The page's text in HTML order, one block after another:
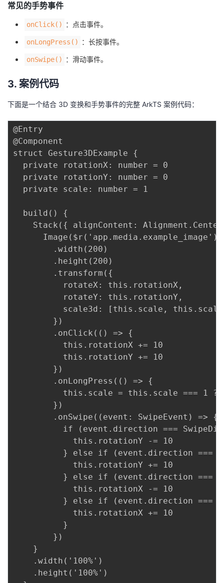
常见的手势事件
onClick() ：点击事件。
onLongPress() ：长按事件。
onSwipe() ：滑动事件。
3. 案例代码
下面是一个结合 3D 变换和手势事件的完整 ArkTS 案例代码：
@Entry
@Component
struct Gesture3DExample {
  private rotationX: number = 0
  private rotationY: number = 0
  private scale: number = 1
  build() {
Stack({ alignContent:
      Image($r('app.media.example_image'))
        .width(200)
        .height(200)
        .transform({
          rotateX: this.rotationX,
          rotateY: this.rotationY,
scale3d: [this.scale,
        })
        .onClick(() => {
          this.rotationX += 10
          this.rotationY += 10
        })
        .onLongPress(() => {
this.scale = this.scale === 1 ?
        })
        .onSwipe((event: SwipeEvent) => {
if (event.direction ===
            this.rotationY -= 10
} else if (event.direction ===
            this.rotationY += 10
} else if (event.direction ===
            this.rotationX -= 10
} else if (event.direction ===
            this.rotationX += 10
          }
        })
    }
    .width('100%')
    .height('100%')